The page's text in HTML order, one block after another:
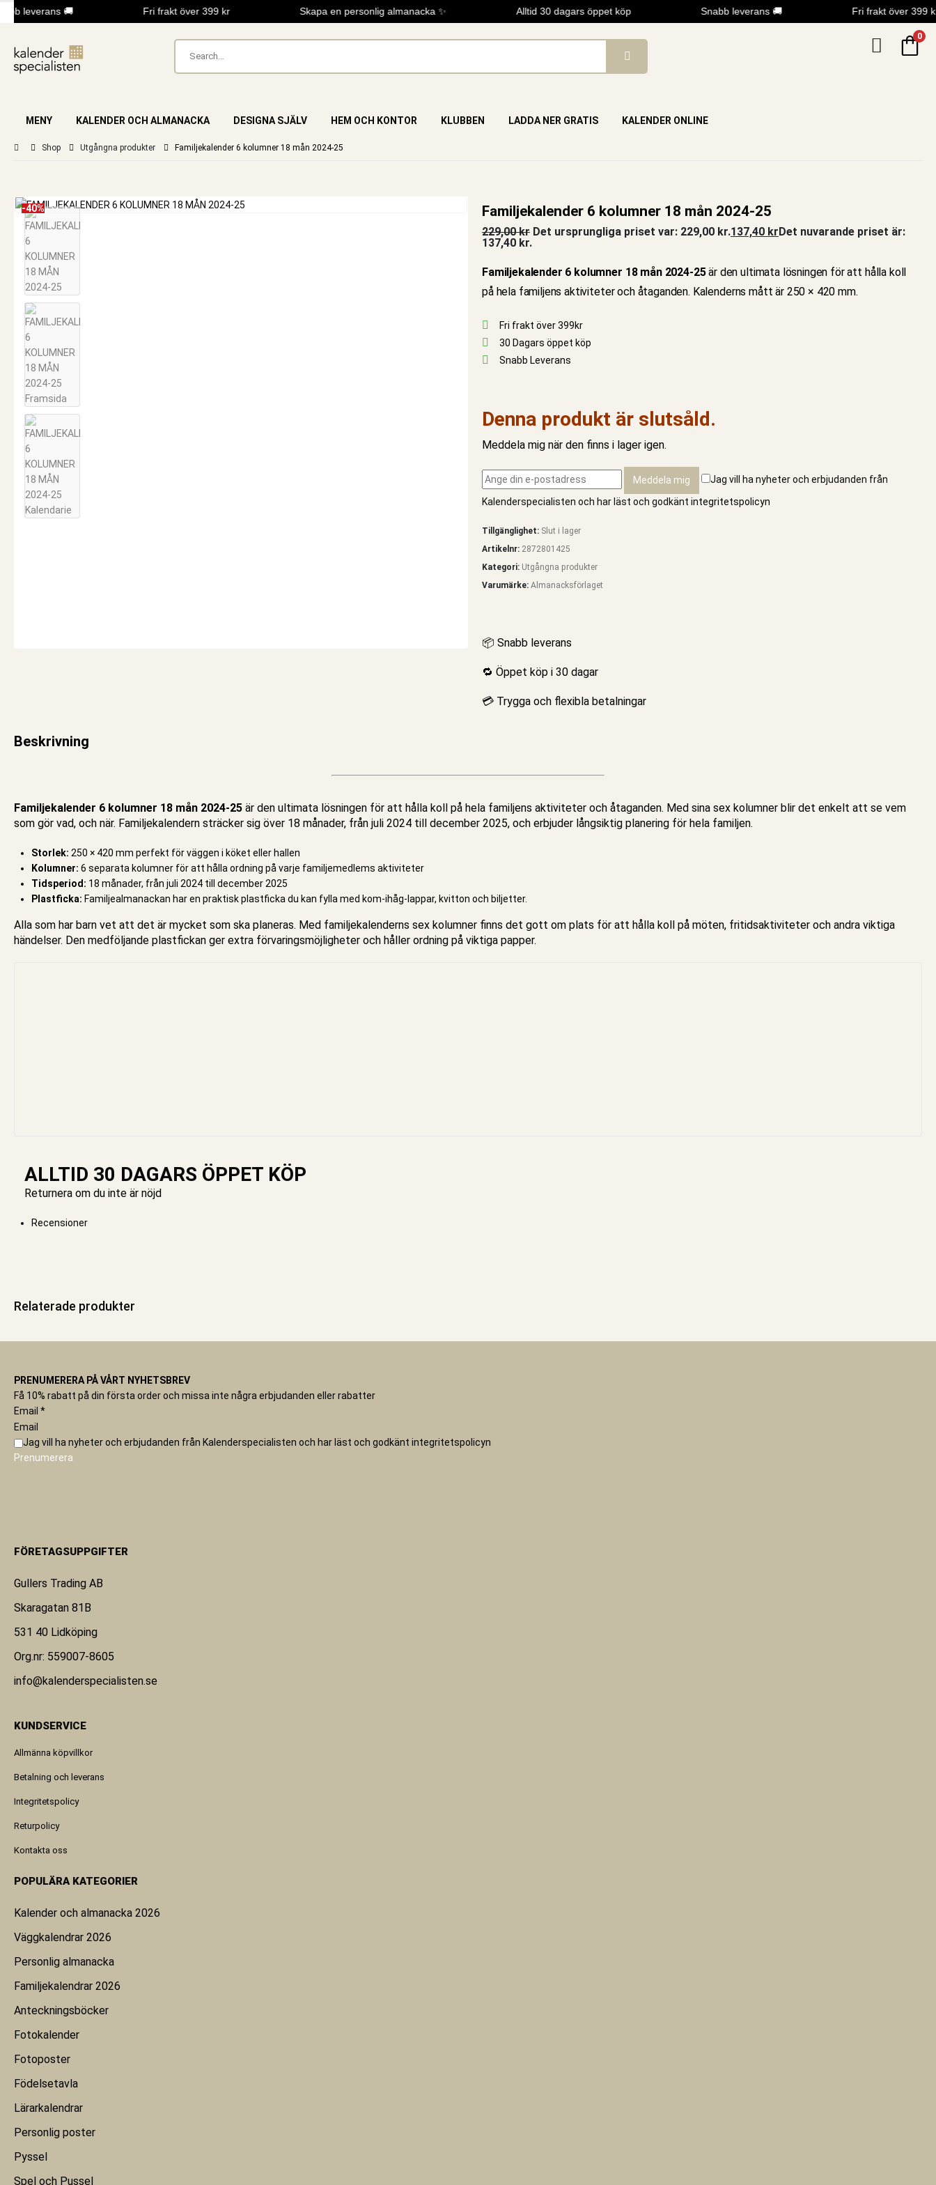
leverans 🚚 Fri frakt över 399 kr Skapa en personlig almanacka ✨ Alltid 30 dagars öppet köp Snabb leverans 🚚 Fri frakt över 399 kr
0
MENY KALENDER OCH ALMANACKA DESIGNA SJÄLV HEM OCH KONTOR KLUBBEN LADDA NER GRATIS KALENDER ONLINE
Shop Utgångna produkter Familjekalender 6 kolumner 18 mån 2024-25
-40% Familjekalender 6 kolumner 18 mån 2024-25
229,00kr Det ursprungliga priset var: 229,00 kr.137,40 krDet nuvarande priset är:
137,40 kr.
Familjekalender 6 kolumner 18 mån 2024-25är den ultimata lösningen för att hålla koll
på hela familjens aktiviteter och åtaganden. Kalenderns mått är 250 × 420 mm.
Fri frakt över 399kr
30 Dagars öppet köp
Snabb Leverans
Denna produkt är slutsåld.
Meddela mig när den finns i lager igen.
Jag vill ha nyheter och erbjudanden från
Kalenderspecialisten och har läst och godkänt integritetspolicyn
Tillgänglighet: Slut i lager
Artikelnr: 2872801425
Kategori: Utgångna produkter
Varumärke: Almanacksförlaget
📦 Snabb leverans
🔁 Öppet köp i 30 dagar
💳 Trygga och flexibla betalningar
Beskrivning
Familjekalender 6 kolumner 18 mån 2024-25 är den ultimata lösningen för att hålla koll på hela familjens aktiviteter och åtaganden. Med sina sex kolumner blir det enkelt att se vem
som gör vad, och när. Familjekalendern sträcker sig över 18 månader, från juli 2024 till december 2025, och erbjuder långsiktig planering för hela familjen.
Storlek: 250 × 420 mm perfekt för väggen i köket eller hallen
Kolumner: 6 separata kolumner för att hålla ordning på varje familjemedlems aktiviteter
Tidsperiod: 18 månader, från juli 2024 till december 2025
Plastficka: Familjealmanackan har en praktisk plastficka du kan fylla med kom-ihåg-lappar, kvitton och biljetter.
Alla som har barn vet att det är mycket som ska planeras. Med familjekalenderns sex kolumner finns det gott om plats för att hålla koll på möten, fritidsaktiviteter och andra viktiga
händelser. Den medföljande plastfickan ger extra förvaringsmöjligheter och håller ordning på viktiga papper.
ALLTID 30 DAGARS ÖPPET KÖP
Returnera om du inte är nöjd
Recensioner
Relaterade produkter
PRENUMERERA PÅ VÅRT NYHETSBREV
Få 10% rabatt på din första order och missa inte några erbjudanden eller rabatter
Email *
Email
Jag vill ha nyheter och erbjudanden från Kalenderspecialisten och har läst och godkänt integritetspolicyn
Prenumerera
FÖRETAGSUPPGIFTER
Gullers Trading AB
Skaragatan 81B
531 40 Lidköping
Org.nr: 559007-8605
info@kalenderspecialisten.se
KUNDSERVICE
Allmänna köpvillkor
Betalning och leverans
Integritetspolicy
Returpolicy
Kontakta oss
POPULÄRA KATEGORIER
Kalender och almanacka 2026
Väggkalendrar 2026
Personlig almanacka
Familjekalendrar 2026
Anteckningsböcker
Fotokalender
Fotoposter
Födelsetavla
Lärarkalendrar
Personlig poster
Pyssel
Spel och Pussel